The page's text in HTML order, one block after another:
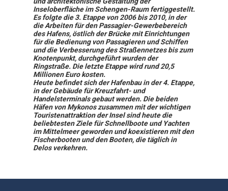
Inseloberfläche im Schengen-Raum fertiggestellt.
Es folgte die 3. Etappe von 2006 bis 2010, in der
die Arbeiten für den Passagier-Gewerbebereich
des Hafens, östlich der Brücke mit Einrichtungen
für die Bedienung von Passagieren und Schiffen
und die Verbesserung des Straßennetzes bis zum
Knotenpunkt, durchgeführt wurden der
Ringstraße. Die letzte Etappe wird rund 20,5
Millionen Euro kosten.
Heute befindet sich der Hafenbau in der 4. Etappe,
in der Gebäude für Kreuzfahrt- und
Handelsterminals gebaut werden. Die beiden
Häfen von Mykonos zusammen mit der wichtigen
Touristenattraktion der Insel sind heute die
beliebtesten Ziele für Schnellboote und Yachten
im Mittelmeer geworden und koexistieren mit den
Fischerbooten und den Booten, die täglich in
Delos verkehren.